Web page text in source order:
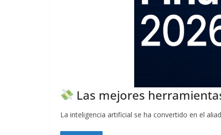
Las mejores
La inteligencia artificial se ha convertido en el